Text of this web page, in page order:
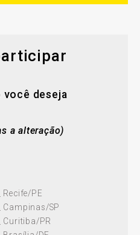
você deseja
a alteração)
PE
Campinas/SP
Curitiba/PR